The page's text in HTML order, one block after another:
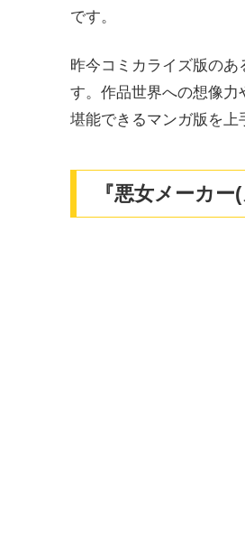
です。
昨今コミカライズ版の
す。作品世界への想像
堪能できるマンガ版を上
『悪女メーカ